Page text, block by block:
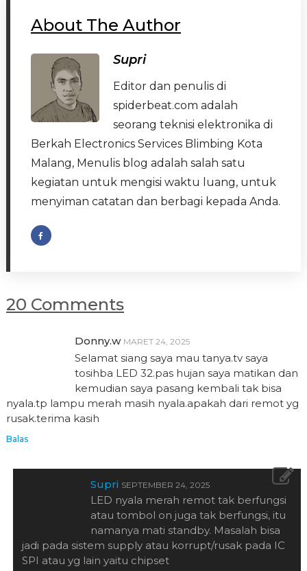
About The Author
Supri
Editor dan penulis di
spiderbeat.com adalah
seorang teknisi elektronika di
Berkah Electronics Services Blimbing Kota
Malang, Menulis blog adalah salah satu
kegiatan untuk mengisi waktu luang, untuk
menyiman catatan dan berbagi kepada Anda.
20 Comments
Donny.w MARET 24, 2025
Selamat siang saya mau tanya.tv saya
tosihba LED 32.pas hujan saya matikan dan
kemudian saya pasang kembali tak bisa
nyala.tp lampu merah masih nyala.apakah dari remot yg
rusak.terima kasih
Balas
Supri SEPTEMBER 24, 2025
LED nyala merah remot tak berfungsi
atau tombol on juga tak berfungsi, itu
namanya mati standby. Masalah bisa
jadi pada sistem supply atau korrupt/rusak pada IC
SPI atau yg lain yaitu chipset